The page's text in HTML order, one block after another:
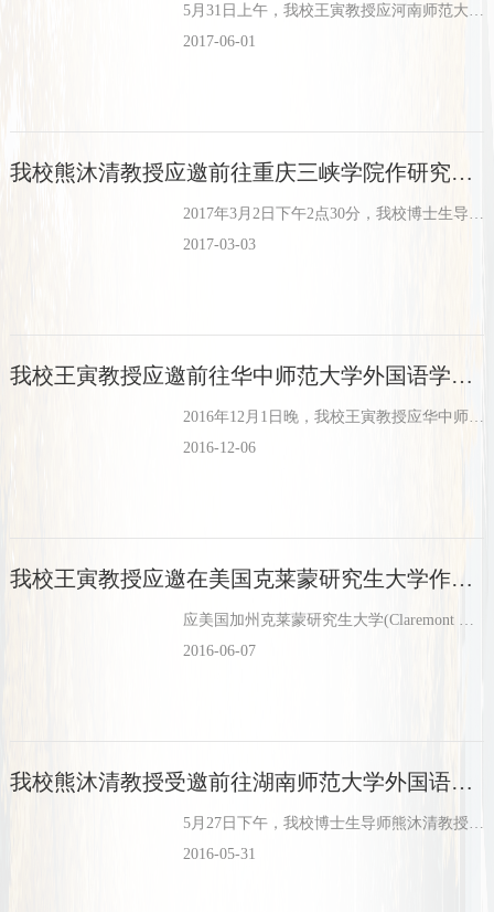
2017-06-01
我校熊沐清教授应邀前往重庆三峡学院作研究生“外语教育论坛”专题讲座
2017-03-03
我校王寅教授应邀前往华中师范大学外国语学院作讲座
2016年12月1日晚，我校王寅教授应华中师范大学外国语学院邀请，作了一场题为“应用认知语言学”的学术讲座。此次讲座由外国语学院副院长王勇教授主持，外国语学院部分教师、语言学方向博士、硕士研究生、文学...
2016-12-06
我校王寅教授应邀在美国克莱蒙研究生大学作讲座
应美国加州克莱蒙研究生大学(Claremont Graduate University)中美后现代发展研究院首任院长、世界著名后现代哲学家、美国国家人文科学院院士John Cobb教授,以及常务副院长...
2016-06-07
我校熊沐清教授受邀前往湖南师范大学外国语学院讲学
5月27日下午，我校博士生导师熊沐清教授受邀前往湖南师大外国语学院开展题为“从认知文学研究看语言、文学、认知的三维界面”的学术讲座。本次讲座由外国语学院廖光蓉副院长主持。熊沐清教授首先提出了两个熟悉的...
2016-05-31